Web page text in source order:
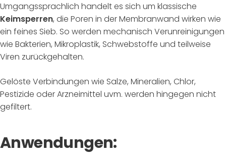
Umgangssprachlich handelt es sich um klassische
Keimsperren, die Poren in der Membranwand wirken wie
ein feines Sieb. So werden mechanisch Verunreinigungen
wie Bakterien, Mikroplastik, Schwebstoffe und teilweise
Viren zurückgehalten.
Gelöste Verbindungen wie Salze, Mineralien, Chlor,
Pestizide oder Arzneimittel uvm. werden hingegen nicht
gefiltert.
Anwendungen: